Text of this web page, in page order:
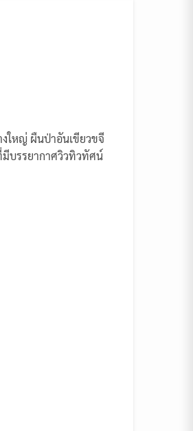
งใหญ่ ผืนป่าอันเขียวขจี
บรรยากาศวิวทิวทัศน์